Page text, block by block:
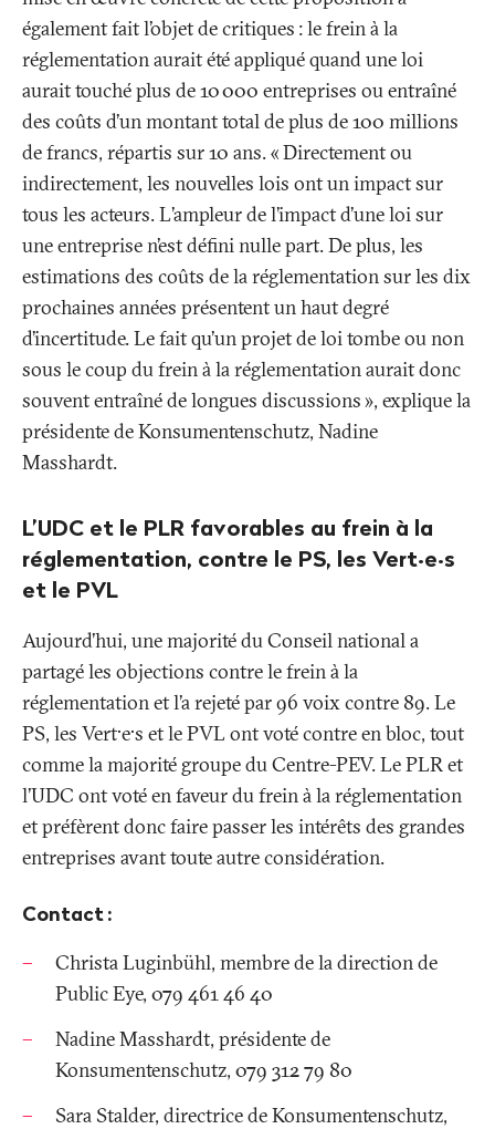
également fait l’objet de critiques : le frein à la
réglementation aurait été appliqué quand une loi
aurait touché plus de 10 000 entreprises ou entraîné
des coûts d’un montant total de plus de 100 millions
de francs, répartis sur 10 ans. «Directement ou
indirectement, les nouvelles lois ont un impact sur
tous les acteurs. L’ampleur de l’impact d’une loi sur
une entreprise n’est défini nulle part. De plus, les
estimations des coûts de la réglementation sur les dix
prochaines années présentent un haut degré
d’incertitude. Le fait qu’un projet de loi tombe ou non
sous le coup du frein à la réglementation aurait donc
souvent entraîné de longues discussions», explique la
présidente de Konsumentenschutz, Nadine
Masshardt.
L’UDC et le PLR favorables au frein à la
réglementation, contre le PS, les Vert·e·s
et le PVL
Aujourd’hui, une majorité du Conseil national a
partagé les objections contre le frein à la
réglementation et l’a rejeté par 96 voix contre 89. Le
PS, les Vert·e·s et le PVL ont voté contre en bloc, tout
comme la majorité groupe du Centre-PEV. Le PLR et
l’UDC ont voté en faveur du frein à la réglementation
et préfèrent donc faire passer les intérêts des grandes
entreprises avant toute autre considération.
Contact:
Christa Luginbühl, membre de la direction de
Public Eye, 079 461 46 40
Nadine Masshardt, présidente de
Konsumentenschutz, 079 312 79 80
Sara Stalder, directrice de Konsumentenschutz,